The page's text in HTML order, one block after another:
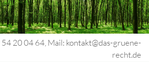
20 04 64, Mail: kontakt@das-gruene-
recht.de